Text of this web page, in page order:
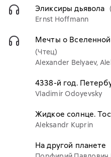
Эликсиры дьявола
Ernst Hoffmann
Мечты о
(Чтец)
Alexander Belyaev,
4338-й год.
Vladimir Odoyevsky
Жидкое солнце.
Aleksandr Kuprin
На другой планете